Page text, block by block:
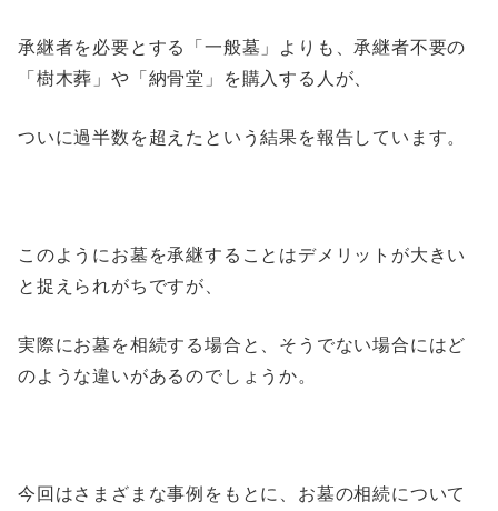
承継者を必要とする「一般墓」よりも、承継者不要の
「樹木葬」や「納骨堂」を購入する人が、
ついに過半数を超えたという結果を報告しています。
このようにお墓を承継することはデメリットが大きい
と捉えられがちですが、
実際にお墓を相続する場合と、そうでない場合にはど
のような違いがあるのでしょうか。
今回はさまざまな事例をもとに、お墓の相続について